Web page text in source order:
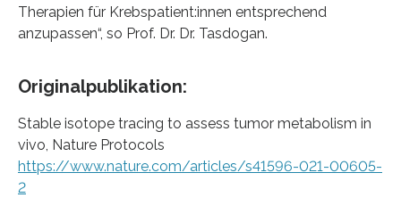
Therapien für Krebspatient:innen entsprechend
anzupassen“, so Prof. Dr. Dr. Tasdogan.
Originalpublikation:
Stable isotope tracing to assess tumor metabolism in
vivo, Nature Protocols
https://www.nature.com/articles/s41596-021-00605-
2